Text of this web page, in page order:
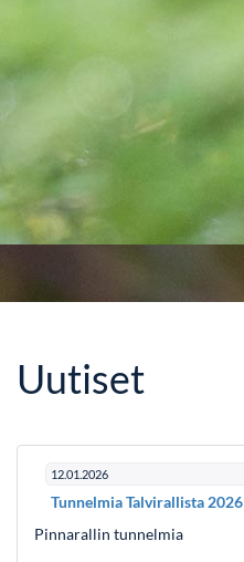
Uutiset
12.01.2026
Tunnelmia Talvirallista 2026
Pinnarallin tunnelmia